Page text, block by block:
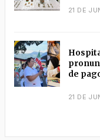
21 DE
de
21 DE